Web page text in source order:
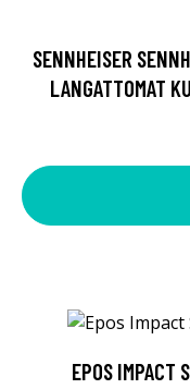
SENNHEISER
LANGATTOMAT
EPOS IMPACT